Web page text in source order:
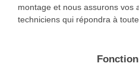
montage et nous assurons vos
techniciens qui répondra à